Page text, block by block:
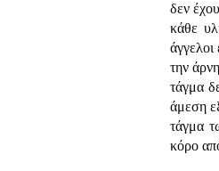
δεν
κάθε
την
τάγμα
άμεση
τάγμα
κόρο